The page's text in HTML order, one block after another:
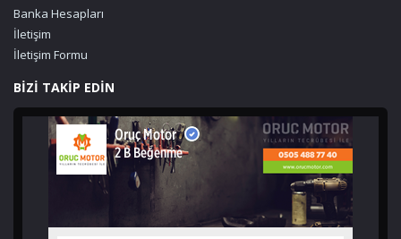
Banka Hesapları
İletişim
İletişim Formu
BİZİ TAKİP EDİN